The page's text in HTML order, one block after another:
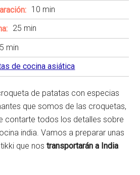
10 min
25 min
min
de cocina asiática
de patatas con especias
que somos de las croquetas,
contarte todos los detalles sobre
india. Vamos a preparar unas
que nostransportarán a India